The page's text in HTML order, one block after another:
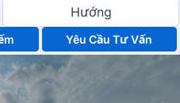
Yêu Cầu Tư Vấn